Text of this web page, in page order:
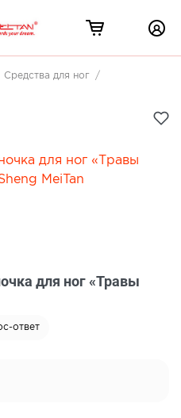
Средства для ног
для ног «Травы
ответ